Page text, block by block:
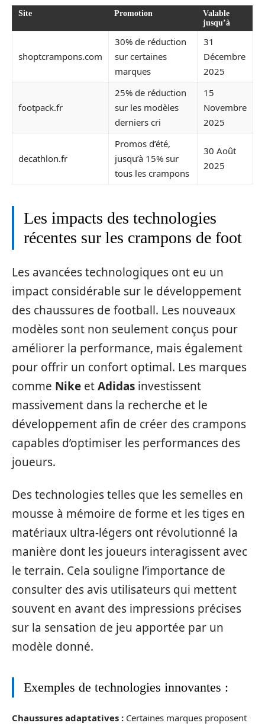
Site Promotion
Valable
jusqu’à
shoptcrampons.com
30% de réduction
sur certaines
marques
31
Décembre
2025
footpack.fr
25% de réduction
sur les modèles
derniers cri
15
Novembre
2025
decathlon.fr
Promos d’été,
jusqu’à 15% sur
tous les crampons
30 Août
2025
Les impacts des technologies
récentes sur les crampons de foot
Les avancées technologiques ont eu un
impact considérable sur le développement
des chaussures de football. Les nouveaux
modèles sont non seulement conçus pour
améliorer la performance, mais également
pour offrir un confort optimal. Les marques
comme Nike etAdidas investissent
massivement dans la recherche et le
développement afin de créer des crampons
capables d’optimiser les performances des
joueurs.
Des technologies telles que les semelles en
mousse à mémoire de forme et les tiges en
matériaux ultra-légers ont révolutionné la
manière dont les joueurs interagissent avec
le terrain. Cela souligne l’importance de
consulter des avis utilisateurs qui mettent
souvent en avant des impressions précises
sur la sensation de jeu apportée par un
modèle donné.
Exemples de technologies innovantes :
Chaussures adaptatives : Certaines marques proposent